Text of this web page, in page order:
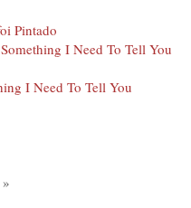
Pintado
I Need To Tell You
I Need To Tell You